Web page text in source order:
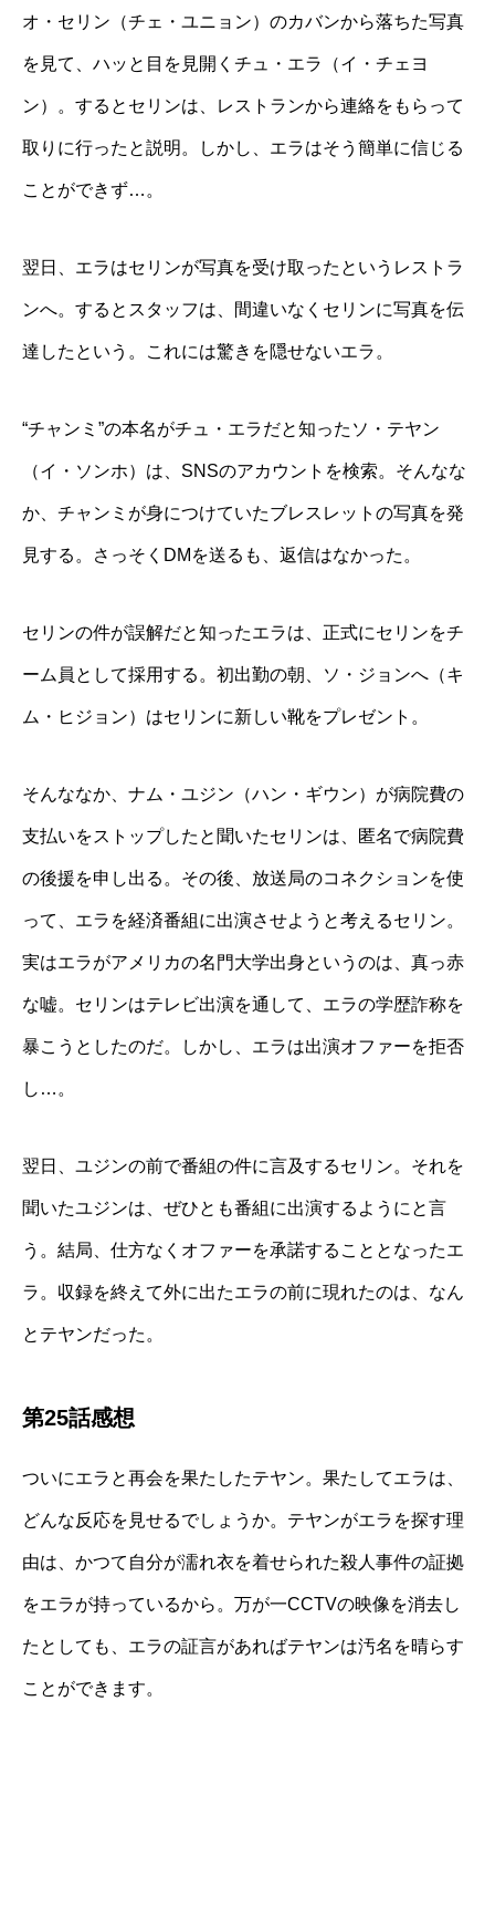
オ・セリン（チェ・ユニョン）のカバンから落ちた写真
を見て、ハッと目を見開くチュ・エラ（イ・チェヨ
ン）。するとセリンは、レストランから連絡をもらって
取りに行ったと説明。しかし、エラはそう簡単に信じる
ことができず…。
翌日、エラはセリンが写真を受け取ったというレストラ
ンへ。するとスタッフは、間違いなくセリンに写真を伝
達したという。これには驚きを隠せないエラ。
“チャンミ”の本名がチュ・エラだと知ったソ・テヤン
（イ・ソンホ）は、SNSのアカウントを検索。そんなな
か、チャンミが身につけていたブレスレットの写真を発
見する。さっそくDMを送るも、返信はなかった。
セリンの件が誤解だと知ったエラは、正式にセリンをチ
ーム員として採用する。初出勤の朝、ソ・ジョンへ（キ
ム・ヒジョン）はセリンに新しい靴をプレゼント。
そんななか、ナム・ユジン（ハン・ギウン）が病院費の
支払いをストップしたと聞いたセリンは、匿名で病院費
の後援を申し出る。その後、放送局のコネクションを使
って、エラを経済番組に出演させようと考えるセリン。
実はエラがアメリカの名門大学出身というのは、真っ赤
な嘘。セリンはテレビ出演を通して、エラの学歴詐称を
暴こうとしたのだ。しかし、エラは出演オファーを拒否
し…。
翌日、ユジンの前で番組の件に言及するセリン。それを
聞いたユジンは、ぜひとも番組に出演するようにと言
う。結局、仕方なくオファーを承諾することとなったエ
ラ。収録を終えて外に出たエラの前に現れたのは、なん
とテヤンだった。
第25話感想
ついにエラと再会を果たしたテヤン。果たしてエラは、
どんな反応を見せるでしょうか。テヤンがエラを探す理
由は、かつて自分が濡れ衣を着せられた殺人事件の証拠
をエラが持っているから。万が一CCTVの映像を消去し
たとしても、エラの証言があればテヤンは汚名を晴らす
ことができます。